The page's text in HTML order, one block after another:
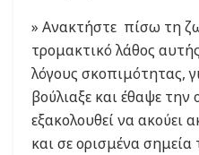
» Ανακτήστε πίσω τη
τρομακτικό λάθος
λόγους σκοπιμότητας,
βούλιαξε και έθαψε την
εξακολουθεί να ακούει
και σε ορισμένα σημεία